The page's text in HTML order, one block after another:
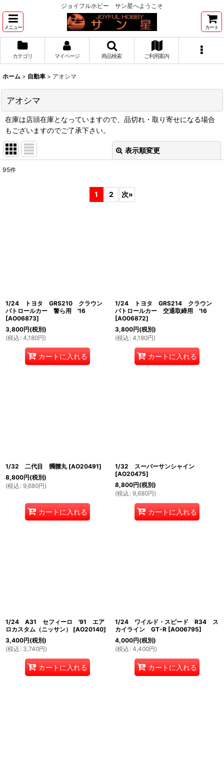
ジョイフルホビー サン星へようこそ
メニュー カート
カテゴリ マイページ 商品検索 ご利用案内
ホーム > 自動車 > アオシマ
アオシマ
在庫は店頭在庫となっていますので、品切れ・取り寄せになる場合
もございますのでご了承下さい。
表示順変更
95件
1 2 次»
1/24 トヨタ GRS210 クラウン
パトロールカー 警ら用 '16
[AO06873]
3,800円(税別)
(税込 : 4,180円)
カートに入れる
1/24 トヨタ GRS214 クラウン
パトロールカー 交通取締用 '16
[AO06872]
3,800円(税別)
(税込 : 4,180円)
カートに入れる
1/32 二代目 髑髏丸 [AO20491]
8,800円(税別)
(税込 : 9,680円)
カートに入れる
1/32 スーパーサンシャイン
[AO20475]
8,800円(税別)
(税込 : 9,680円)
カートに入れる
1/24 A31 セフィーロ '91 エア
ロカスタム（ニッサン）
[AO20140]
3,400円(税別)
(税込 : 3,740円)
カートに入れる
1/24 ワイルド・スピード R34 ス
カイライン GT-R [AO06795]
4,000円(税別)
(税込 : 4,400円)
カートに入れる